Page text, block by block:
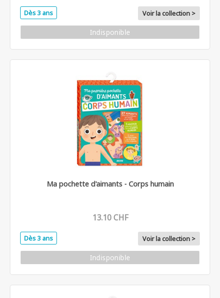
Dès 3 ans Voir la collection >
Indisponible
Ma pochette d'aimants - Corps humain
13.10 CHF
Dès 3 ans Voir la collection >
Indisponible